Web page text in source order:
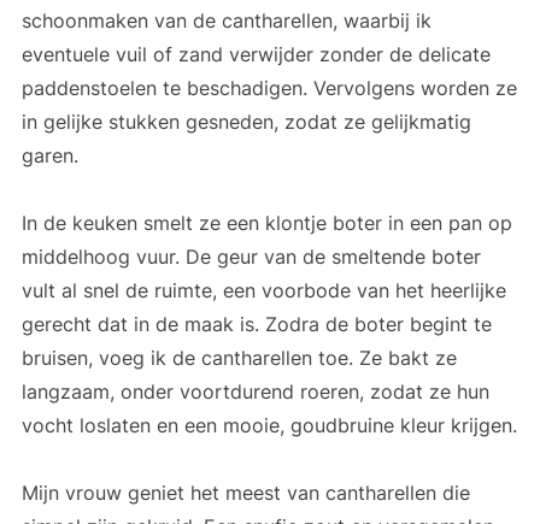
schoonmaken van de cantharellen, waarbij ik
eventuele vuil of zand verwijder zonder de delicate
paddenstoelen te beschadigen. Vervolgens worden ze
in gelijke stukken gesneden, zodat ze gelijkmatig
garen.
In de keuken smelt ze een klontje boter in een pan op
middelhoog vuur. De geur van de smeltende boter
vult al snel de ruimte, een voorbode van het heerlijke
gerecht dat in de maak is. Zodra de boter begint te
bruisen, voeg ik de cantharellen toe. Ze bakt ze
langzaam, onder voortdurend roeren, zodat ze hun
vocht loslaten en een mooie, goudbruine kleur krijgen.
Mijn vrouw geniet het meest van cantharellen die